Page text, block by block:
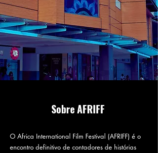
Sobre AFRIFF
O Africa International Film Festival (AFRIFF) é o
encontro definitivo de contadores de histórias